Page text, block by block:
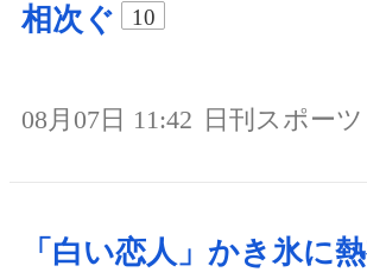
相次ぐ
10
08月07日 11:42 日刊スポーツ
「白い恋人」かき氷に